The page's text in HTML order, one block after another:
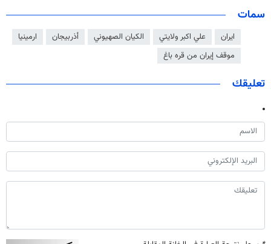
سمات
ايران علي اكبر ولايتي الكيان الصهيوني أذربيجان
ارمينيا
موقف إيران من قره باغ
تعليقك